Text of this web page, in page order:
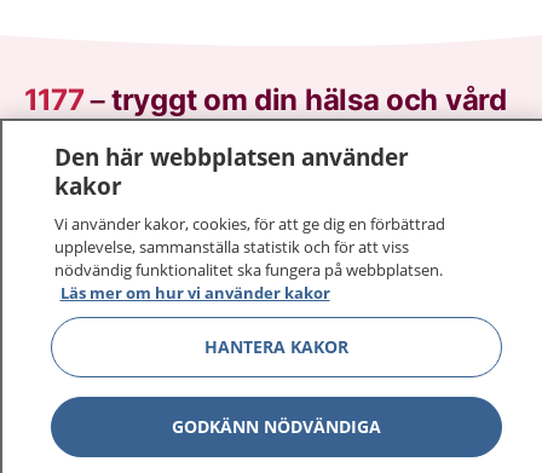
1177–tryggt om din hälsa och vård
På 1177.se får du råd om hälsa och information om
sjukdomar och vilka mottagningar du kan kontakta.
Logga in för att läsa din journal och göra dina
vårdärenden. Ring telefonnummer 1177 för
sjukvårdsrådgivning dygnet runt.
1177 ger dig råd när du vill må bättre.
1177 på flera språk Visa
Den här webbplatsen använder
kakor
Vi använder kakor, cookies, för att ge dig en förbättrad
upplevelse, sammanställa statistik och för att viss
nödvändig funktionalitet ska fungera på webbplatsen.
Läs mer om hur vi använder kakor
HANTERA KAKOR
GODKÄNN NÖDVÄNDIGA